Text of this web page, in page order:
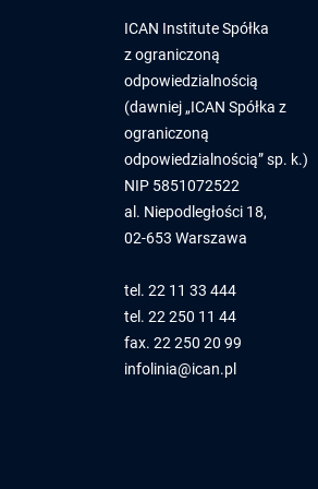
ICAN Institute Spółka
z ograniczoną
odpowiedzialnością
(dawniej „ICAN Spółka z
ograniczoną
odpowiedzialnością” sp. k.)
NIP 5851072522
al. Niepodległości 18,
02-653 Warszawa
tel. 22 11 33 444
tel. 22 250 11 44
fax. 22 250 20 99
infolinia@ican.pl